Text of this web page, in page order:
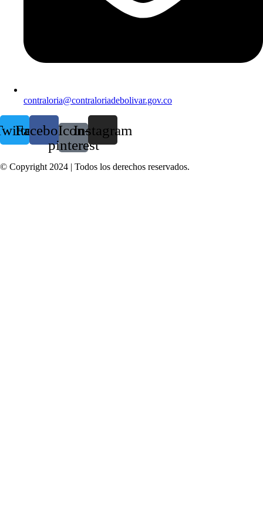
contraloria@contraloriadebolivar.gov.co
FacebookIcon-
pinterest
Instagram
© Copyright 2024 | Todos los derechos reservados.